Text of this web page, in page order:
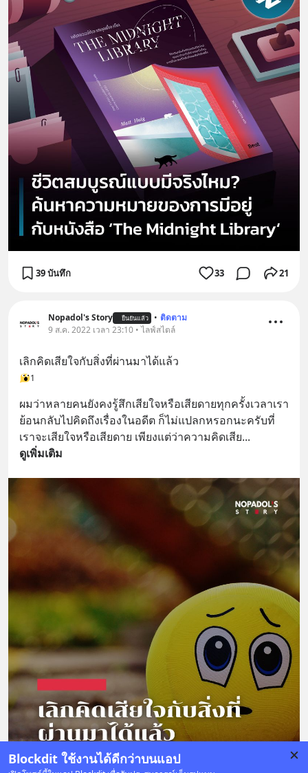
Blockdit ใช้งานได้ดีกว่าบนแอป
39 บันทึก 33 21
Nopadol's Story ยืนยันแล้ว • ติดตาม
9 ส.ค. 2022 เวลา 23:10 • ไลฟ์สไตล์
เลิกคิดเสียใจกับสิ่งที่ผ่านมาได้แล้ว
1
ผมว่าหลายคนยังคงรู้สึกเสียใจหรือเสียดายทุกครั้งเวลาเรา
ย้อนกลับไปคิดถึงเรื่องในอดีต ก็ไม่แปลกหรอกนะครับที่
เราจะเสียใจหรือเสียดาย เพียงแต่ว่าความคิดเสีย...
ดูเพิ่มเติม